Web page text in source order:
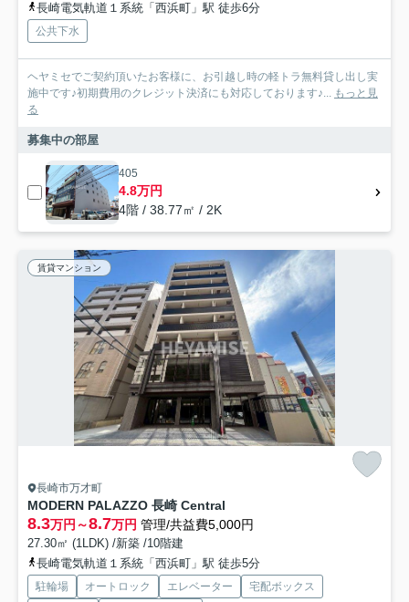
長崎電気軌道１系統「西浜町」駅 徒歩6分
公共下水
ヘヤミセでご契約頂いたお客様に、お引越し時の軽トラ無料貸し出し実
施中です♪初期費用のクレジット決済にも対応しております♪... もっと見
る
募集中の部屋
405
4.8万円
4階 / 38.77㎡ / 2K
賃貸マンション
長崎市万才町
MODERN PALAZZO 長崎 Central
8.3万円～8.7万円 管理/共益費5,000円
27.30㎡ (1LDK) /新築 /10階建
長崎電気軌道１系統「西浜町」駅 徒歩5分
駐輪場 オートロック エレベーター
宅配ボックス